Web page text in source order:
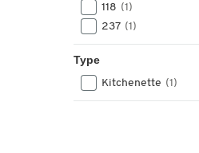
118 (1)
237 (1)
Type
Kitchenette (1)